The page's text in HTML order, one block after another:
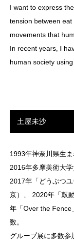
I want to express
tension between
movements that
In recent years, I
human society
土屋未沙
1993年神奈川県生ま
2016年多摩美術大学
2017年「どうぶつ
京）、 2020年「鼓
年「Over the Fence
数。
グループ展に多数参